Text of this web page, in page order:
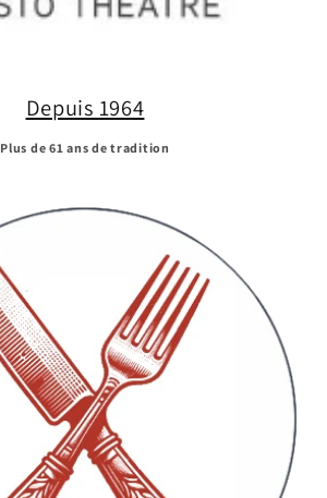
Depuis 1964
Plus de 61 ans de tradition